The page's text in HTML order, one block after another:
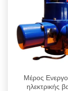
Μέρος
ηλεκτρικής